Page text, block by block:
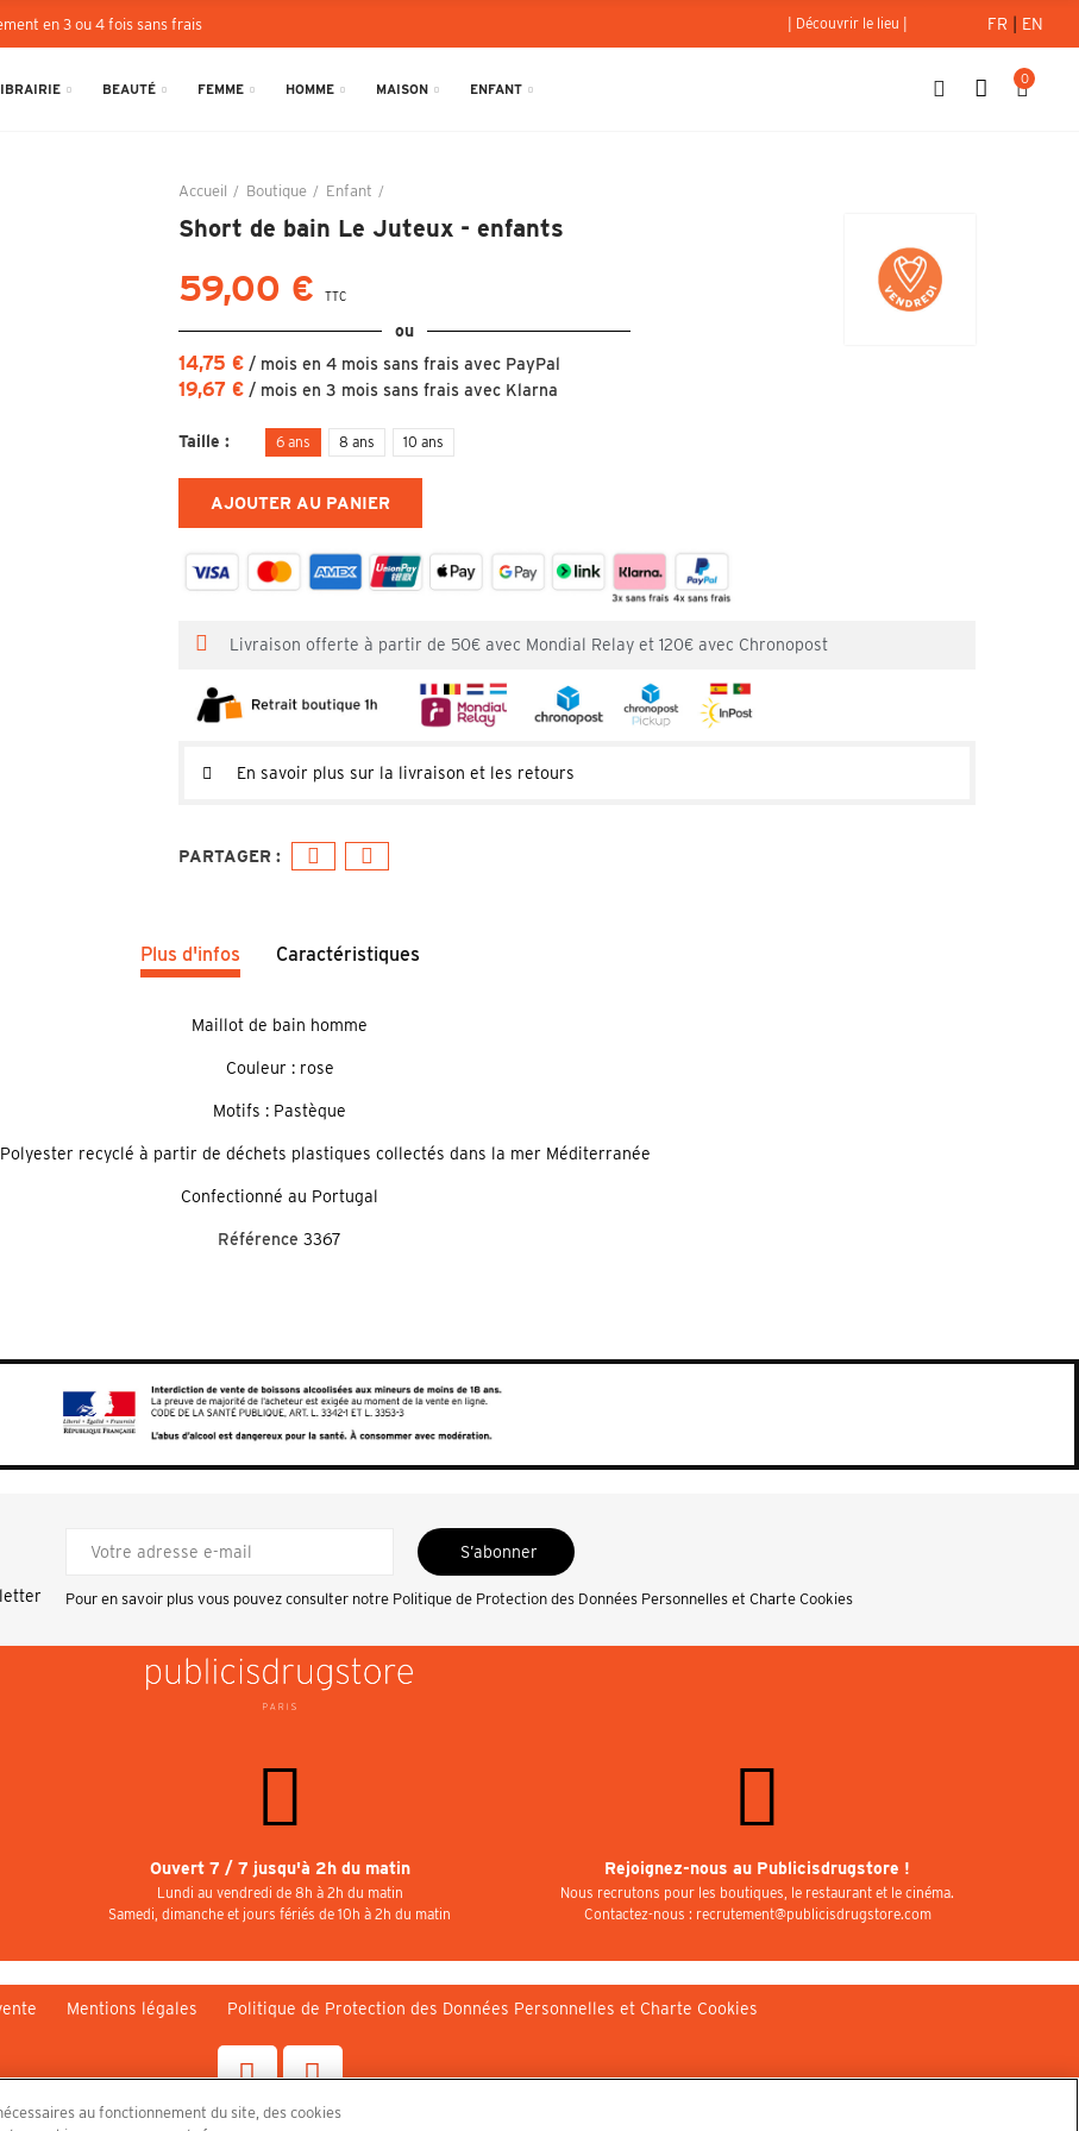
en 3 ou 4 fois sans frais | Découvrir le lieu | FR | EN
BEAUTÉ FEMME HOMME MAISON ENFANT
0
Accueil Boutique Enfant
Short de bain Le Juteux - enfants
59,00 € TTC
ou
14,75 € / mois en 4 mois sans frais avec PayPal
19,67 € / mois en 3 mois sans frais avec Klarna
Taille 6 ans 8 ans 10 ans
AJOUTER AU PANIER
Livraison offerte à partir de 50€ avec Mondial Relay et 120€ avec Chronopost
En savoir plus sur la livraison et les retours
Plus d'infos Caractéristiques
Maillot de bain homme
Couleur : rose
Motifs : Pastèque
recyclé à partir de déchets plastiques collectés dans la mer Méditerranée
Confectionné au Portugal
Référence 3367
S’abonner
Pour en savoir plus vous pouvez consulter notre Politique de Protection des Données Personnelles et Charte Cookies
Ouvert 7 / 7 jusqu'à 2h du matin
Lundi au vendredi de 8h à 2h du matin
Samedi, dimanche et jours fériés de 10h à 2h du matin
Rejoignez-nous au Publicisdrugstore !
Nous recrutons pour les boutiques, le restaurant et le cinéma.
Contactez-nous : recrutement@publicisdrugstore.com
Mentions légales Politique de Protection des Données Personnelles et Charte Cookies
au fonctionnement du site, des cookies